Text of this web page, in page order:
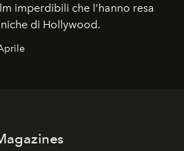
imperdibili che l’hanno resa
di Hollywood.